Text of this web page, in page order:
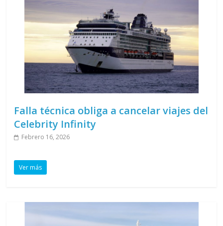
Falla técnica obliga a cancelar viajes del
Celebrity Infinity
Febrero 16, 2026
Ver más